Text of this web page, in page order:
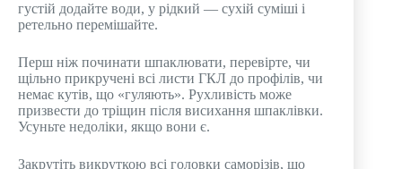
густій ​​додайте води, у рідкий — сухій суміші і
ретельно перемішайте.
Перш ніж починати шпаклювати, перевірте, чи
щільно прикручені всі листи ГКЛ до профілів, чи
немає кутів, що «гуляють». Рухливість може
призвести до тріщин після висихання шпаклівки.
Усуньте недоліки, якщо вони є.
Закрутіть викруткою всі головки саморізів, що